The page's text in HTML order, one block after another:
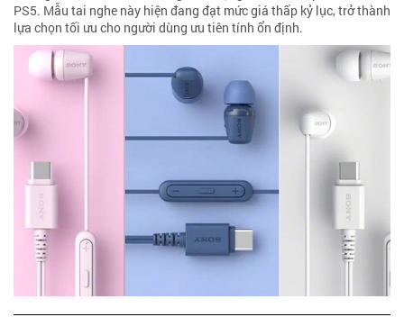
PS5. Mẫu tai nghe này hiện đang đạt mức giá thấp kỷ lục, trở thành
lựa chọn tối ưu cho người dùng ưu tiên tính ổn định.